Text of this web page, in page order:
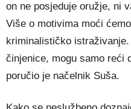
on ne posjeduje oružje, ni
Više o motivima moći
kriminalističko
činjenice, mogu samo reći
poručio je načelnik Suša.